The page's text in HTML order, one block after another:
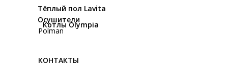
Тёплый пол Lavita
Осушители
Котлы Olympia
Polman
КОНТАКТЫ